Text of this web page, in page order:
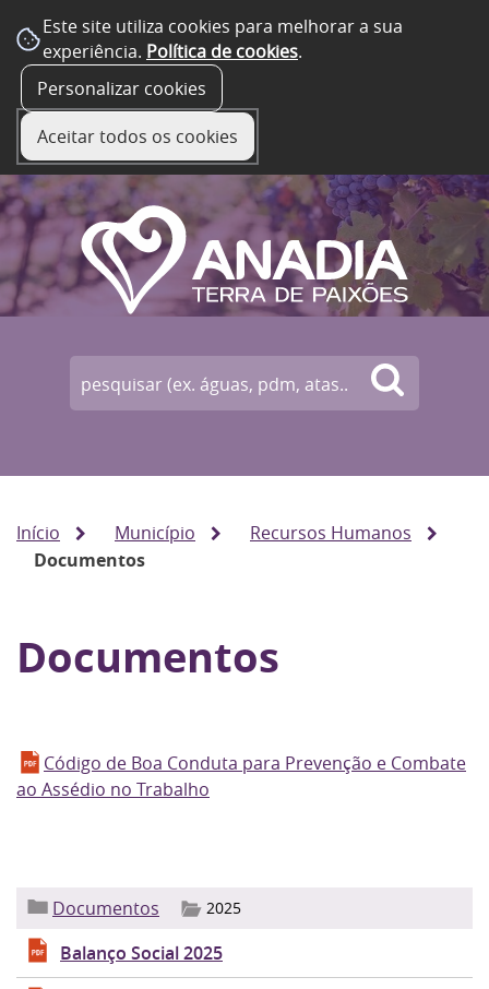
Este site utiliza cookies para melhorar a sua
experiência. Política de cookies.
Personalizar cookies
Aceitar todos os cookies
Início Município
Recursos Humanos
Documentos
Documentos
Código de Boa Conduta para Prevenção e Combate
ao Assédio no Trabalho
Documentos 2025
Balanço Social 2025